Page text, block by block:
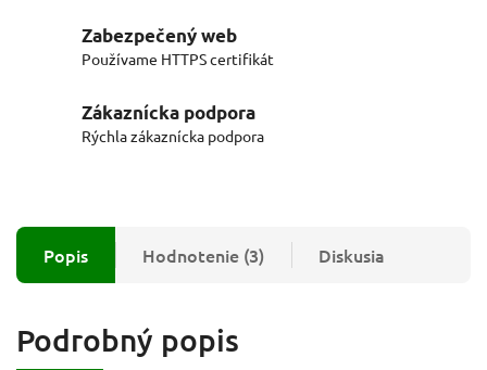
Zabezpečený web
Používame HTTPS certifikát
Zákaznícka podpora
Rýchla zákaznícka podpora
Popis Hodnotenie (3) Diskusia
Podrobný popis